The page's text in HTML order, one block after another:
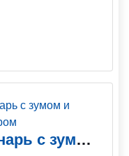
Молния YB-1310 фонарь с зумом и электрошокером